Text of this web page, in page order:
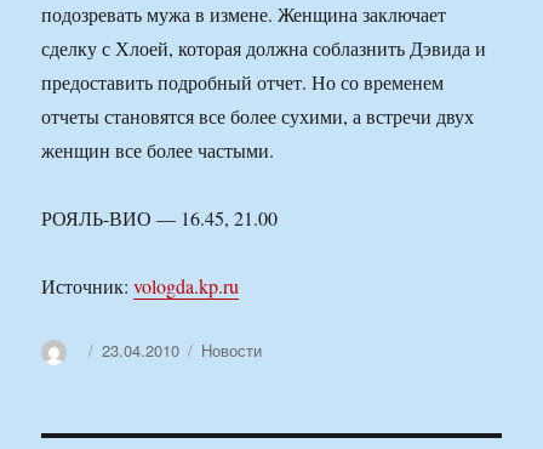
подозревать мужа в измене. Женщина заключает
сделку с Хлоей, которая должна соблазнить Дэвида и
предоставить подробный отчет. Но со временем
отчеты становятся все более сухими, а встречи двух
женщин все более частыми.
РОЯЛЬ-ВИО — 16.45, 21.00
Источник:vologda.kp.ru
АвторОпубликовано
23.04.2010 Рубрики
Новости